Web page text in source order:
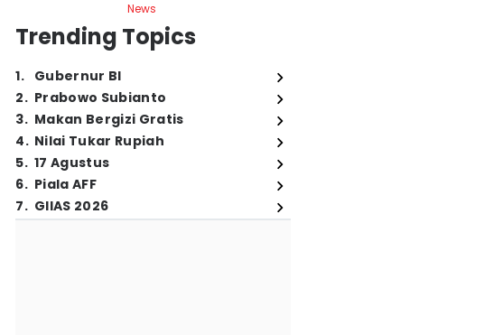
News
Trending Topics
1. Gubernur BI
2. Prabowo Subianto
3. Makan Bergizi Gratis
4. Nilai Tukar Rupiah
5. 17 Agustus
6. Piala AFF
7. GIIAS 2026